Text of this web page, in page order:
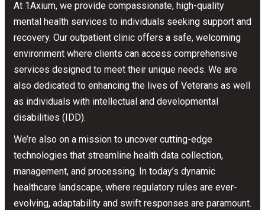
At 1Axium, we provide compassionate, high-quality
mental health services to individuals seeking support and
recovery. Our outpatient clinic offers a safe, welcoming
environment where clients can access comprehensive
services designed to meet their unique needs. We are
also dedicated to enhancing the lives of Veterans as well
as individuals with intellectual and developmental
disabilities (IDD).
We’re also on a mission to uncover cutting-edge
technologies that streamline health data collection,
management, and processing. In today’s dynamic
healthcare landscape, where regulatory rules are ever-
evolving, adaptability and swift responses are paramount.